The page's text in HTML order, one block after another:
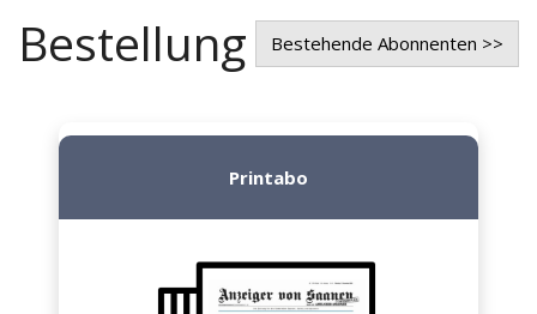
Bestellung Bestehende Abonnenten >>
Printabo